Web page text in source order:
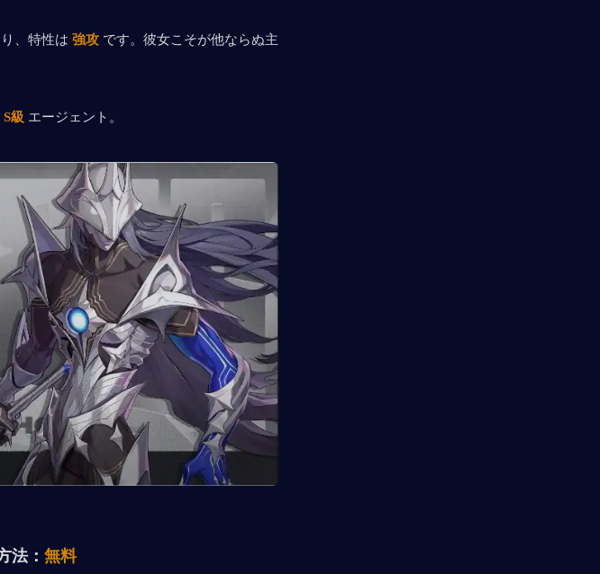
、特性は 強攻 です。彼女こそが他ならぬ主
S級 エージェント。
法： 無料